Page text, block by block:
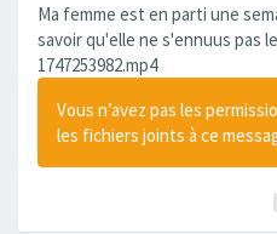
Ma femme est en parti une
savoir qu'elle ne s'ennuus pas
1747253982.mp4
Vous n’avez pas les
les fichiers joints à ce